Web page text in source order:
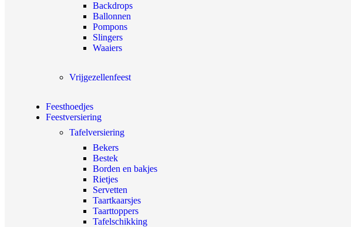
Backdrops
Ballonnen
Pompons
Slingers
Waaiers
Vrijgezellenfeest
Feesthoedjes
Feestversiering
Tafelversiering
Bekers
Bestek
Borden en bakjes
Rietjes
Servetten
Taartkaarsjes
Taarttoppers
Tafelschikking